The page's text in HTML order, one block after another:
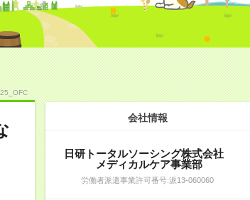
会社情報
日研トータルソーシング株式会社
メディカルケア事業部
労働者派遣事業許可番号:派13-060060